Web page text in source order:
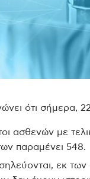
ότι σήμερα,
ασθενών με
παραμένει 548.
εκ